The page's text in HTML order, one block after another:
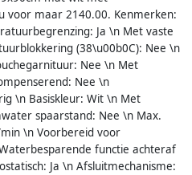
voor maar 2140.00. Kenmerken:
Ja \n Met vaste
(38\u00b0C): Nee \n
Nee \n Met
Nee \n
\n Basiskleur: Wit \n Met
spaarstand: Nee \n Max.
\n Voorbereid voor
functie achteraf
Ja \n Afsluitmechanisme: